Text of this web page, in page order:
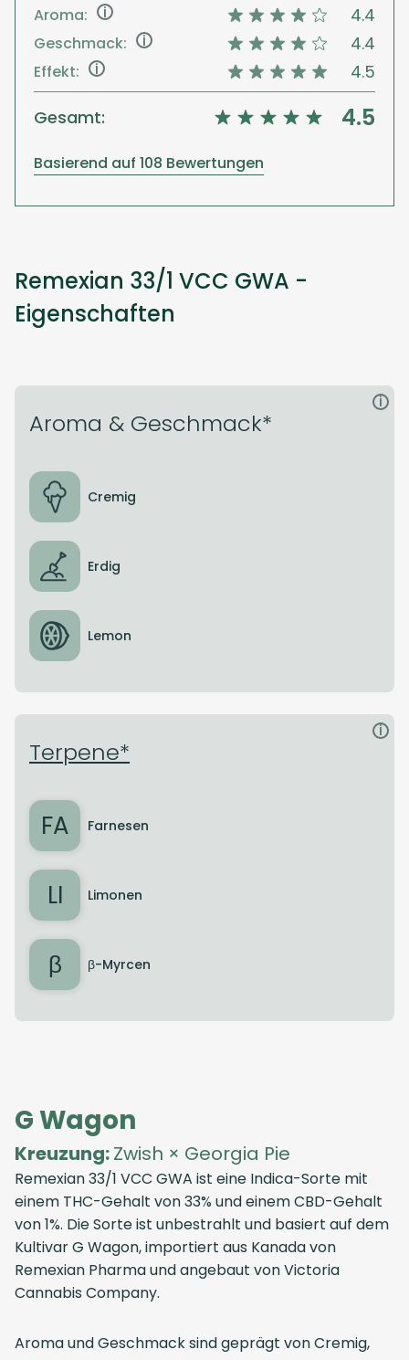
Aroma: i 4.4
Geschmack: i 4.4
Effekt: i
4.5
Gesamt:
4.5
Basierend auf 108 Bewertungen
Remexian 33/1 VCC GWA -
Eigenschaften
Aroma & Geschmack*
i
Cremig
Erdig
Lemon
Terpene*
i
FA Farnesen
LI Limonen
β β-Myrcen
G Wagon
Kreuzung:Zwish × Georgia Pie
Remexian 33/1 VCC GWA ist eine Indica-Sorte mit
einem THC-Gehalt von 33% und einem CBD-Gehalt
von 1%. Die Sorte ist unbestrahlt und basiert auf dem
Kultivar G Wagon, importiert aus Kanadavon
Remexian Pharmaund angebaut vonVictoria
Cannabis Company.
Aroma und Geschmack sind geprägt von Cremig,